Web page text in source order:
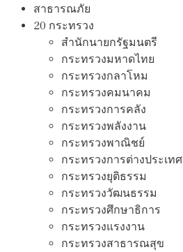
สาธารณภัย
20 กระทรวง
สํานักนายกรัฐมนตรี
กระทรวงมหาดไทย
กระทรวงกลาโหม
กระทรวงคมนาคม
กระทรวงการคลัง
กระทรวงพลังงาน
กระทรวงพาณิชย์
กระทรวงการต่างประเทศ
กระทรวงยุติธรรม
กระทรวงวัฒนธรรม
กระทรวงศึกษาธิการ
กระทรวงแรงงาน
กระทรวงสาธารณสุข